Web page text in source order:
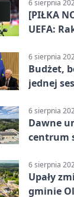
6 sierpnia
[PIŁKA
UEFA:
meczu III
6 sierpnia
Budżet,
jednej
6 sierpnia
Dawne
centrum
6 sierpnia
Upały
gminie